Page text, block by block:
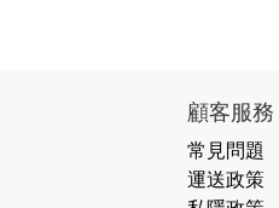
顧客服務
常見問題
運送政策